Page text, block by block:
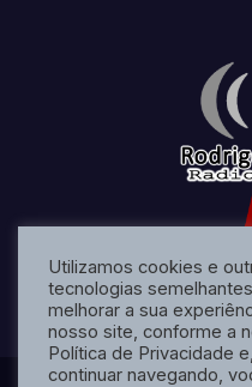
Utilizamos cookies e
tecnologias
melhorar a sua
nosso site, conforme a
Política de Privacidade
continuar navegando,